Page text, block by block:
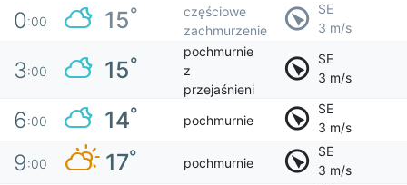
0:00 15°
częściowe
zachmurzenie
SE
3 m/s
3:00 15°
pochmurnie
z
przejaśnieni
SE
3 m/s
6:00 14° pochmurnie
SE
3 m/s
9:00 17° pochmurnie
SE
3 m/s